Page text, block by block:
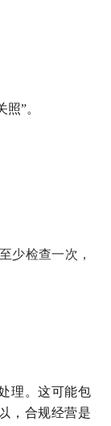
”。
少检查一次，
理。这可能包
，合规经营是